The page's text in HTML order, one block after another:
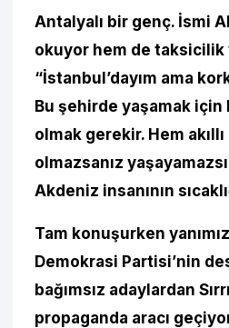
Antalyalı bir genç. İsmi
okuyor hem de taksicilik
“İstanbul’dayım ama
Bu şehirde yaşamak için
olmak gerekir. Hem
olmazsanız
Akdeniz insanının
Tam konuşurken
Demokrasi Partisi’nin
bağımsız adaylardan
propaganda aracı